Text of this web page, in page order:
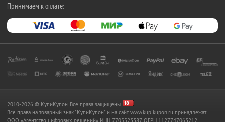
Принимаем к оплате:
2010-2026 © КупиКупон. Все права защищены.
Все права на товарный знак "КупиКупон" и на сайт www.kupikupon.ru принадлежат